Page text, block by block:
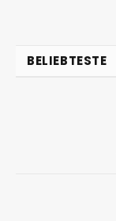
BELIEBTESTE